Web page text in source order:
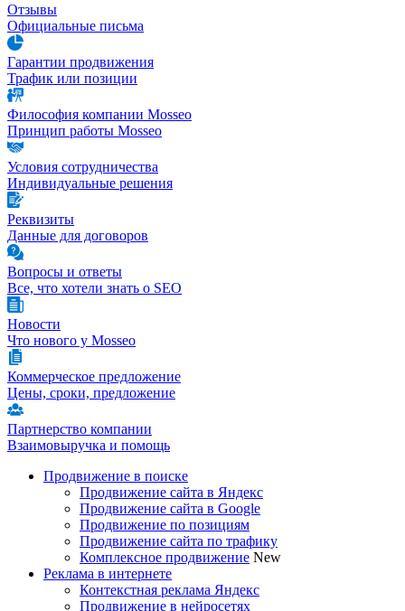
Отзывы
Официальные письма
Гарантии продвижения
Трафик или позиции
Философия компании Mosseo
Принцип работы Mosseo
Условия сотрудничества
Индивидуальные решения
Реквизиты
Данные для договоров
Вопросы и ответы
Все, что хотели знать о SEO
Новости
Что нового у Mosseo
Коммерческое предложение
Цены, сроки, предложение
Партнерство компании
Взаимовыручка и помощь
Продвижение в поиске
Продвижение сайта в Яндекс
Продвижение сайта в Google
Продвижение по позициям
Продвижение сайта по трафику
Комплексное продвижение New
Реклама в интернете
Контекстная реклама Яндекс
Продвижение в нейросетях